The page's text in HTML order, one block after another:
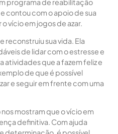
programa de reabilitação
contou com o apoio de sua
vício em jogos de azar.
reconstruiu sua vida. Ela
de lidar com o estresse e
atividades que a fazem feliz e
de que é possível
e seguir em frente com uma
mostram que o vício em
definitiva. Com ajuda